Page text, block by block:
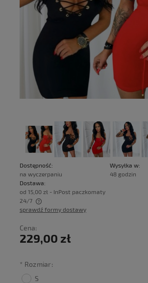
Dostępność:
na wyczerpaniu
Wysyłka w:
48 godzin
Dostawa:
od 15,00 zł - InPost paczkomaty
24/7
Cena nie zawiera ewentualnych kosztów
sprawdź formy dostawy
Cena:
229,00 zł
* Rozmiar:
S